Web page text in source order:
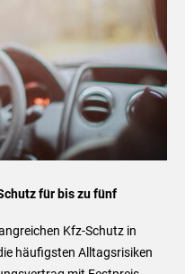
für bis zu fünf
Kfz-Schutz in
häufigsten Alltagsrisiken